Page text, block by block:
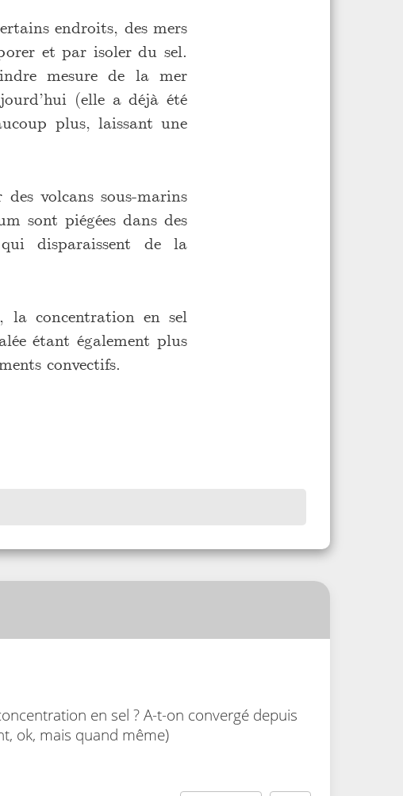
endroits, des mers
et par isoler du sel.
mesure de la mer
(elle a déjà été
plus, laissant une
volcans sous-marins
sont piégées dans des
disparaissent de la
la concentration en sel
étant également plus
convectifs.
en sel ? A-t-on convergé depuis
ok, mais quand même)